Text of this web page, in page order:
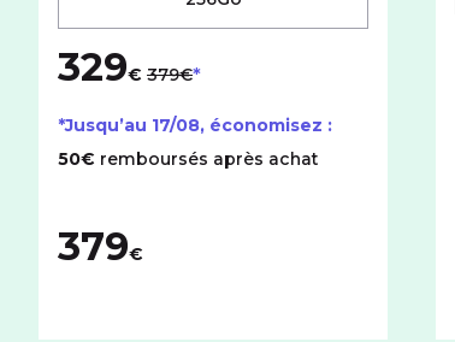
329€ 379€
*Jusqu’au 17/08, économisez :
50€ remboursés après achat
379€